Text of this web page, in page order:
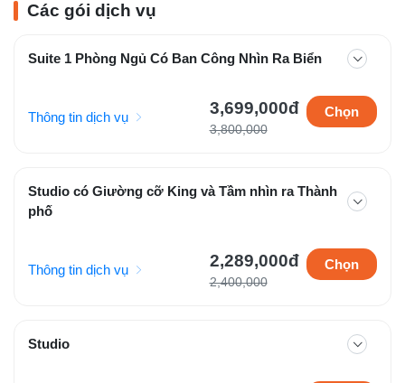
Các gói dịch vụ
Suite 1 Phòng Ngủ Có Ban Công Nhìn Ra Biển
Thông tin dịch vụ 3,699,000đ
3,800,000
Chọn
Studio có Giường cỡ King và Tầm nhìn ra Thành
phố
Thông tin dịch vụ 2,289,000đ
2,400,000
Chọn
Studio